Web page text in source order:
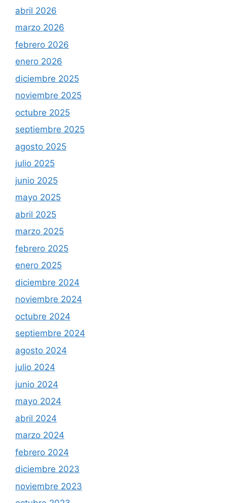
abril 2026
marzo 2026
febrero 2026
enero 2026
diciembre 2025
noviembre 2025
octubre 2025
septiembre 2025
agosto 2025
julio 2025
junio 2025
mayo 2025
abril 2025
marzo 2025
febrero 2025
enero 2025
diciembre 2024
noviembre 2024
octubre 2024
septiembre 2024
agosto 2024
julio 2024
junio 2024
mayo 2024
abril 2024
marzo 2024
febrero 2024
diciembre 2023
noviembre 2023